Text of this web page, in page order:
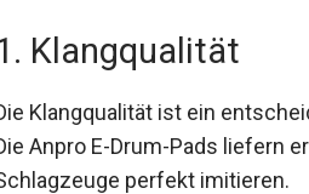
Klangqualität
Klangqualität ist ein
Die Anpro E-Drum-Pads
perfekt imitieren.